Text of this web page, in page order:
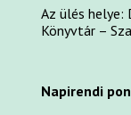
Az ülés helye:
Könyvtár –
Napirendi